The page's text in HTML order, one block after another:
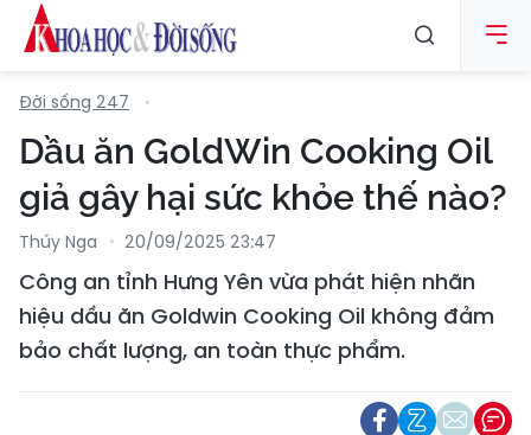
Đời sống 247
Dầu ăn GoldWin Cooking Oil
giả gây hại sức khỏe thế nào?
Thúy Nga 20/09/2025 23:47
Công an tỉnh Hưng Yên vừa phát hiện nhãn
hiệu dầu ăn Goldwin Cooking Oil không đảm
bảo chất lượng, an toàn thực phẩm.